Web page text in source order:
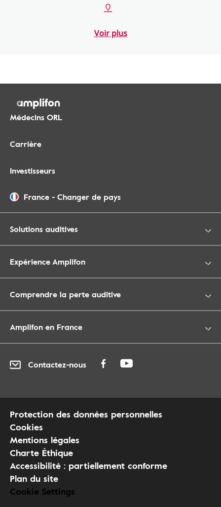
Voir plus
Médecins ORL
Carrière
Investisseurs
France - Changer de pays
Solutions auditives
Expérience Amplifon
Comprendre la perte auditive
Amplifon en France
Contactez-nous
Protection des données personnelles
Cookies
Mentions légales
Charte Éthique
Accessibilité : partiellement conforme
Plan du site
Cookie Settings